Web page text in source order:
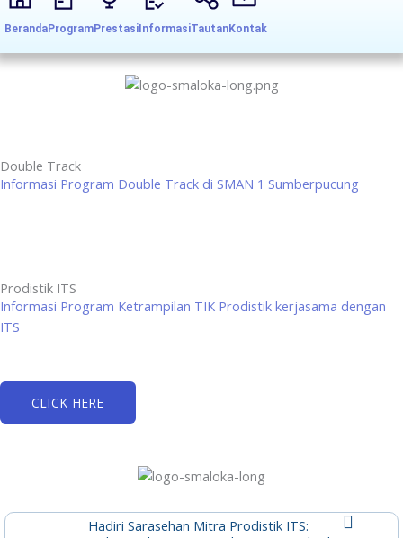
BerandaProgramPrestasiInformasiTautanKontak
Double Track
Informasi Program Double Track di SMAN 1 Sumberpucung
Prodistik ITS
Informasi Program Ketrampilan TIK Prodistik kerjasama dengan
ITS
CLICK HERE
Hadiri Sarasehan Mitra Prodistik ITS: